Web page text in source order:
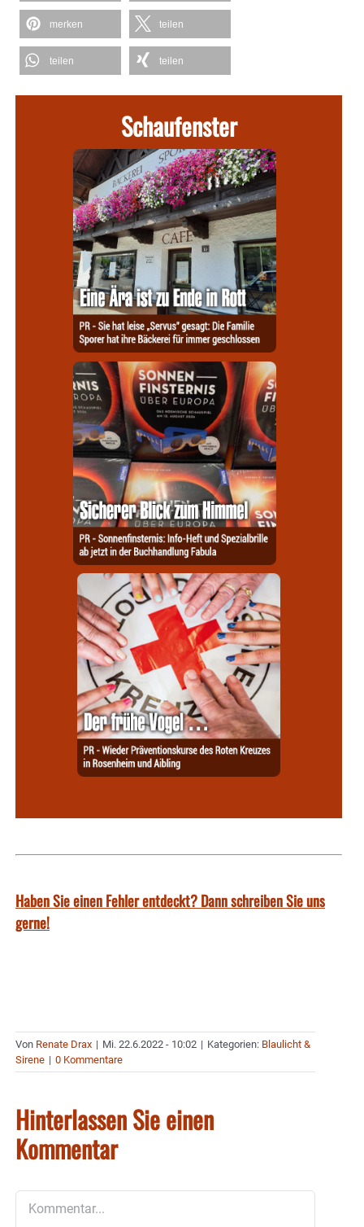
merken teilen
teilen teilen
Schaufenster
Haben Sie einen Fehler entdeckt? Dann schreiben Sie uns
gerne!
Von Renate Drax | Mi. 22.6.2022 - 10:02 | Kategorien: Blaulicht &
Sirene | 0 Kommentare
Hinterlassen Sie einen
Kommentar